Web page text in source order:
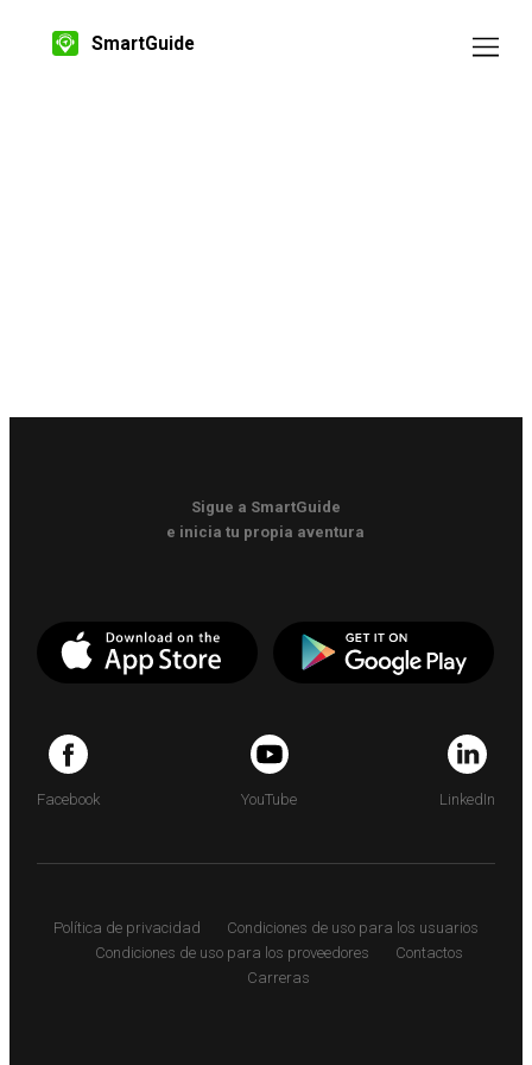
SmartGuide
Sigue a SmartGuide
e inicia tu propia aventura
Facebook YouTube LinkedIn
Política de privacidad
Condiciones de uso para los usuarios
Condiciones de uso para los proveedores
Contactos
Carreras